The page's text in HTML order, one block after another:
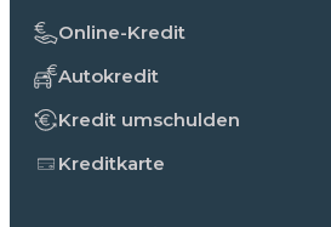
Online-Kredit
Autokredit
Kredit umschulden
Kreditkarte